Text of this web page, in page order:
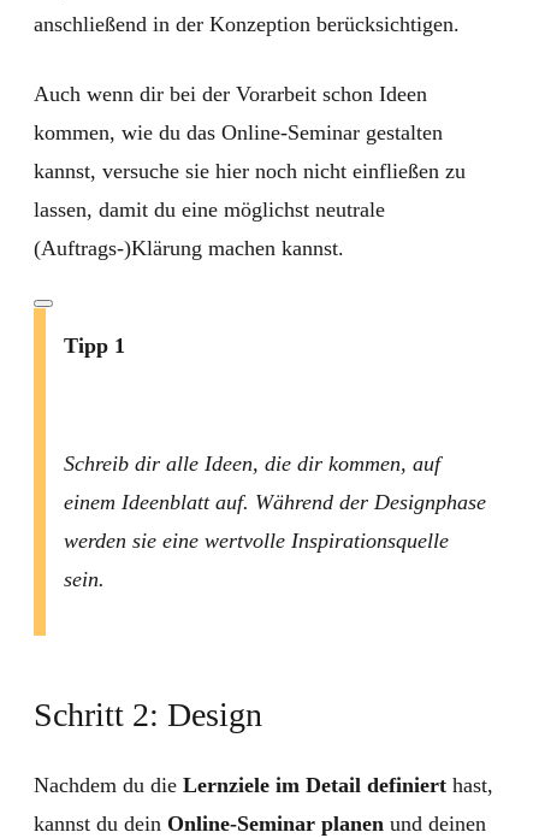
anschließend in der Konzeption berücksichtigen.
Auch wenn dir bei der Vorarbeit schon Ideen
kommen, wie du das Online-Seminar gestalten
kannst, versuche sie hier noch nicht einfließen zu
lassen, damit du eine möglichst neutrale
(Auftrags-)Klärung machen kannst.
Tipp 1
Schreib dir alle Ideen, die dir kommen, auf
einem Ideenblatt auf. Während der Designphase
werden sie eine wertvolle Inspirationsquelle
sein.
Schritt 2: Design
Nachdem du die Lernziele im Detail definiert hast,
kannst du dein Online-Seminar planen und deinen